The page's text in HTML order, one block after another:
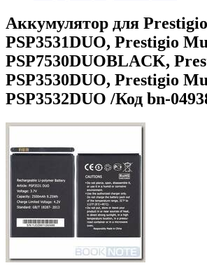
Аккумулятор для
PSP3531DUO, Prestigio
PSP7530DUOBLACK,
PSP3530DUO, Prestigio
PSP3532DUO /Код bn-